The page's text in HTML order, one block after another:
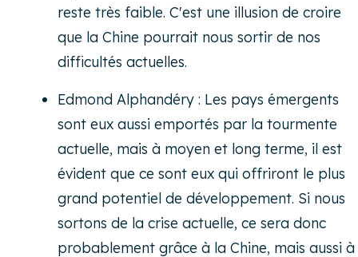
reste très faible. C'est une illusion de croire
que la Chine pourrait nous sortir de nos
difficultés actuelles.
Edmond Alphandéry : Les pays émergents
sont eux aussi emportés par la tourmente
actuelle, mais à moyen et long terme, il est
évident que ce sont eux qui offriront le plus
grand potentiel de développement. Si nous
sortons de la crise actuelle, ce sera donc
probablement grâce à la Chine, mais aussi à